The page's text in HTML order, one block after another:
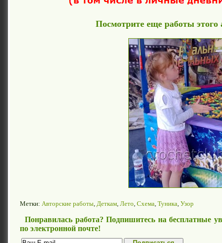
Посмотрите еще работы этого
Метки: Авторские работы Деткам Лето Схема Туника Узор
Понравилась работа? Подпишитесь на бесплатные
по электронной почте!